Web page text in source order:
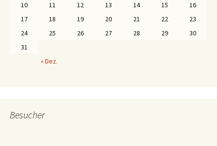
10
11 12 13 14 15
16
17
18 19 20 21 22
23
24
25 26 27 28 29
30
31
« Dez.
Besucher